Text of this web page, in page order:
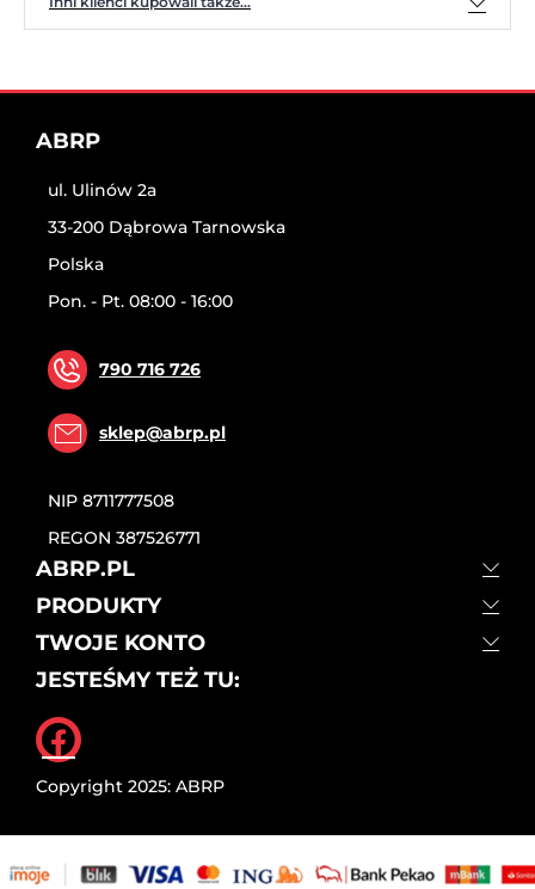
ABRP
ul. Ulinów 2a
33-200 Dąbrowa Tarnowska
Polska
Pon. - Pt. 08:00 - 16:00
790 716 726
sklep@abrp.pl
NIP 8711777508
REGON 387526771
ABRP.PL
PRODUKTY
TWOJE KONTO
JESTEŚMY TEŻ TU:
Copyright 2025: ABRP